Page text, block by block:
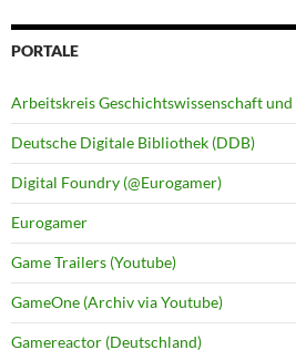
PORTALE
Arbeitskreis Geschichtswissenschaft
Deutsche Digitale Bibliothek (DDB)
Digital Foundry (@Eurogamer)
Eurogamer
Game Trailers (Youtube)
GameOne (Archiv via Youtube)
Gamereactor (Deutschland)